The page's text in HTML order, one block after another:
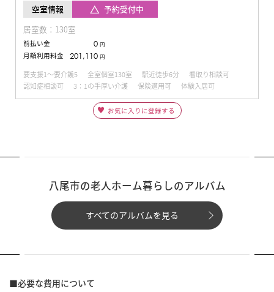
空室情報
予約受付中
居室数：130室
前払い金 0 円
月額利用料金 201,110 円
要支援1～要介護5 全室個室130室 駅近徒歩6分
看取り相談可
認知症相談可
3：1の手厚い介護 保険適用可 体験入居可
お気に入りに登録する
八尾市の老人ホーム暮らしのアルバム
すべてのアルバムを見る
■必要な費用について